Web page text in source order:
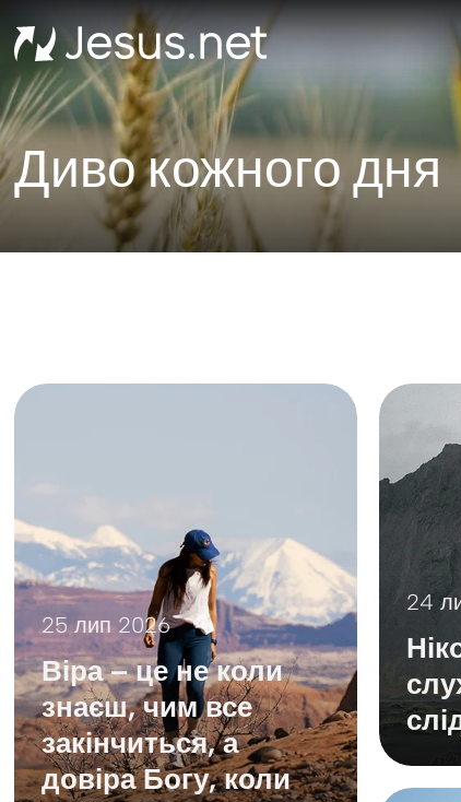
Диво кожного дня
25 лип 2026
Віра – це не коли
знаєш, чим все
закінчиться, а
довіра Богу, коли
24